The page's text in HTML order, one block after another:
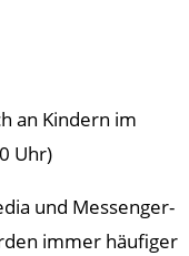
an Kindern im
Uhr)
und Messenger-
immer häufiger